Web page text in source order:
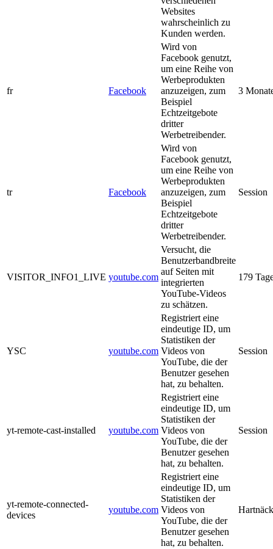
Websites
wahrscheinlich zu
Kunden werden.
fr Facebook
Wird von
Facebook genutzt,
um eine Reihe von
Werbeprodukten
anzuzeigen, zum
Beispiel
Echtzeitgebote
dritter
Werbetreibender.
3
tr Facebook
Wird von
Facebook genutzt,
um eine Reihe von
Werbeprodukten
anzuzeigen, zum
Beispiel
Echtzeitgebote
dritter
Werbetreibender.
Session
VISITOR_INFO1_LIVE youtube.com
Versucht, die
Benutzerbandbreite
auf Seiten mit
integrierten
YouTube-Videos
zu schätzen.
179
YSC youtube.com
Registriert eine
eindeutige ID, um
Statistiken der
Videos von
YouTube, die der
Benutzer gesehen
hat, zu behalten.
Session
yt-remote-cast-installed youtube.com
Registriert eine
eindeutige ID, um
Statistiken der
Videos von
YouTube, die der
Benutzer gesehen
hat, zu behalten.
Session
yt-remote-connected-
devices
youtube.com
Registriert eine
eindeutige ID, um
Statistiken der
Videos von
YouTube, die der
Benutzer gesehen
hat, zu behalten.